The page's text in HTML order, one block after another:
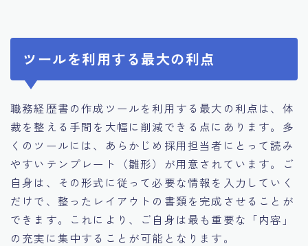
ツールを利用する最大の利点
職務経歴書の作成ツールを利用する最大の利点は、体
裁を整える手間を大幅に削減できる点にあります。多
くのツールには、あらかじめ採用担当者にとって読み
やすいテンプレート（雛形）が用意されています。ご
自身は、その形式に従って必要な情報を入力していく
だけで、整ったレイアウトの書類を完成させることが
できます。これにより、ご自身は最も重要な「内容」
の充実に集中することが可能となります。